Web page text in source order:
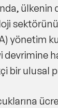
bir ulusal